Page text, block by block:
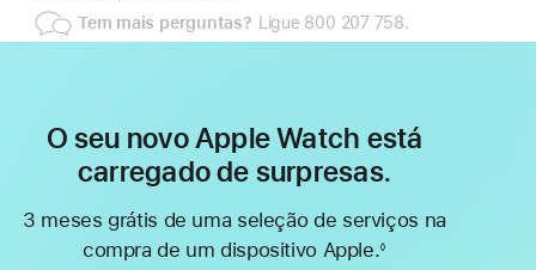
Tem mais perguntas?
Ligue 800 207 758.
O seu novo Apple Watch está
carregado de surpresas.
3 meses grátis de uma seleção de serviços na
compra de um dispositivo Apple.◊